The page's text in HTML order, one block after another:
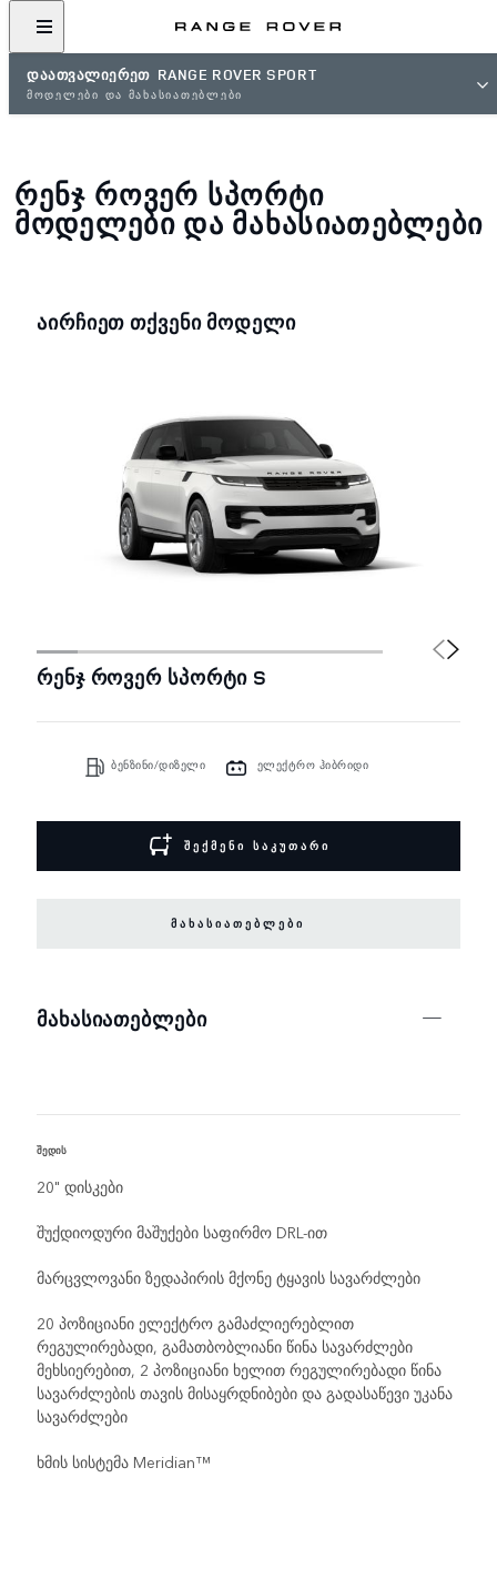
ᲓᲐᲐᲗᲕᲐᲚᲘᲔᲠᲔᲗ RANGE ROVER SPORT
ᲛᲝᲓᲔᲚᲔᲑᲘ ᲓᲐ ᲛᲐᲮᲐᲡᲘᲐᲗᲔᲑᲚᲔᲑᲘ
ᲠᲔᲜᲯ ᲠᲝᲕᲔᲠ ᲡᲞᲝᲠᲢᲘ
ᲛᲝᲓᲔᲚᲔᲑᲘ ᲓᲐ ᲛᲐᲮᲐᲡᲘᲐᲗᲔᲑᲚᲔᲑᲘ
ᲐᲘᲠᲩᲘᲔᲗ ᲗᲥᲕᲔᲜᲘ ᲛᲝᲓᲔᲚᲘ
რენჯ როვერ სპორტი S
ბენზინი/დიზელი ელექტრო ჰიბრიდი
ᲨᲔᲥᲛᲔᲜᲘ ᲡᲐᲙᲣᲗᲐᲠᲘ
ᲛᲐᲮᲐᲡᲘᲐᲗᲔᲑᲚᲔᲑᲘ
ᲛᲐᲮᲐᲡᲘᲐᲗᲔᲑᲚᲔᲑᲘ
შედის
20" დისკები
შუქდიოდური მაშუქები საფირმო DRL-ით
მარცვლოვანი ზედაპირის მქონე ტყავის სავარძლები
20 პოზიციანი ელექტრო გამაძლიერებლით
რეგულირებადი, გამათბობლიანი წინა სავარძლები
მეხსიერებით, 2 პოზიციანი ხელით რეგულირებადი წინა
სავარძლების თავის მისაყრდნიბები და გადასაწევი უკანა
სავარძლები
ხმის სისტემა Meridian™